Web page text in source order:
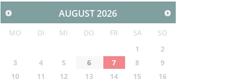
AUGUST2026
MO DI MI DO FR SA
SO
1
2
3
4 5 6 7 8
9
10
11 12 13 14 15
16